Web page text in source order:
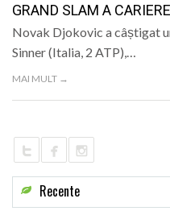
GRAND SLAM A
Novak Djokovic a câștigat
Sinner (Italia, 2 ATP),…
MAI MULT →
Recente